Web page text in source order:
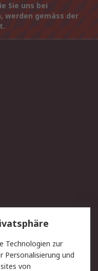
Sie uns bei
werden gemäss der
Technologien zur
Personalisierung und
von